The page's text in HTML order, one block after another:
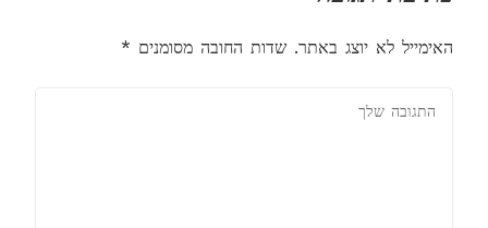
האימייל לא יוצג באתר. שדות החובה מסומנים *